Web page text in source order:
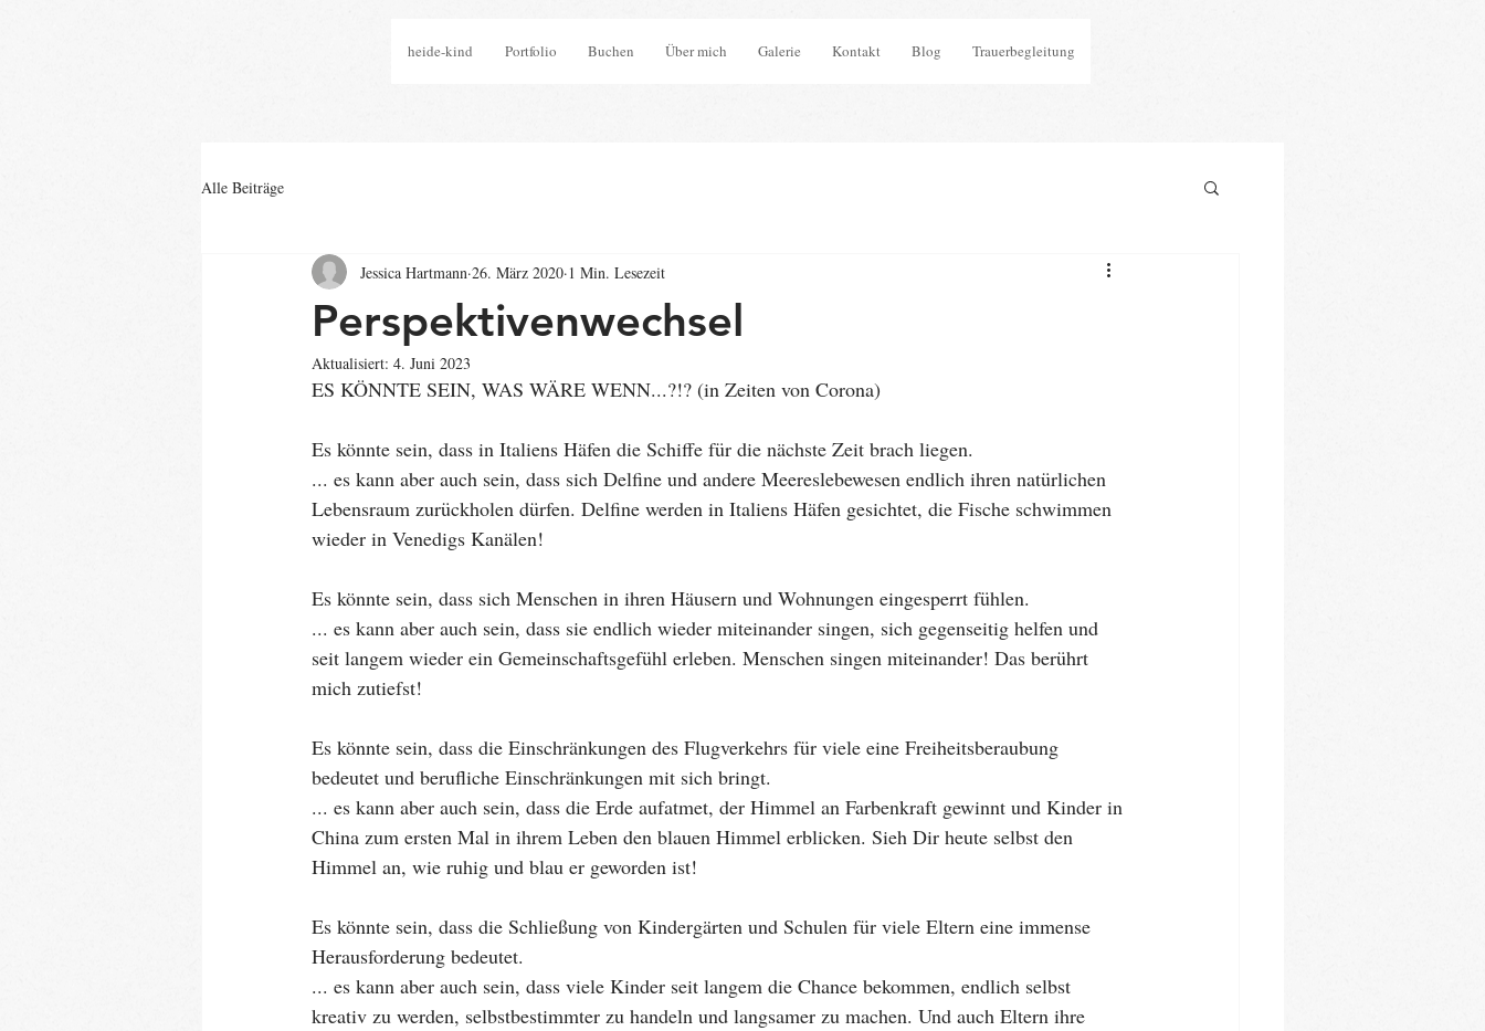
heide-kind Portfolio Buchen Über mich Galerie Kontakt Blog Trauerbegleitung
Alle Beiträge
Perspektivenwechsel
Jessica Hartmann 26. März 2020 1 Min. Lesezeit
Aktualisiert: 4. Juni 2023
ES KÖNNTE SEIN, WAS WÄRE WENN...?!? (in Zeiten von Corona)
Es könnte sein, dass in Italiens Häfen die Schiffe für die nächste Zeit brach liegen.
... es kann aber auch sein, dass sich Delfine und andere Meereslebewesen endlich ihren natürlichen
Lebensraum zurückholen dürfen. Delfine werden in Italiens Häfen gesichtet, die Fische schwimmen
wieder in Venedigs Kanälen!
Es könnte sein, dass sich Menschen in ihren Häusern und Wohnungen eingesperrt fühlen.
... es kann aber auch sein, dass sie endlich wieder miteinander singen, sich gegenseitig helfen und
seit langem wieder ein Gemeinschaftsgefühl erleben. Menschen singen miteinander! Das berührt
mich zutiefst!
Es könnte sein, dass die Einschränkungen des Flugverkehrs für viele eine Freiheitsberaubung
bedeutet und berufliche Einschränkungen mit sich bringt.
... es kann aber auch sein, dass die Erde aufatmet, der Himmel an Farbenkraft gewinnt und Kinder in
China zum ersten Mal in ihrem Leben den blauen Himmel erblicken. Sieh Dir heute selbst den
Himmel an, wie ruhig und blau er geworden ist!
Es könnte sein, dass die Schließung von Kindergärten und Schulen für viele Eltern eine immense
Herausforderung bedeutet.
... es kann aber auch sein, dass viele Kinder seit langem die Chance bekommen, endlich selbst
kreativ zu werden, selbstbestimmter zu handeln und langsamer zu machen. Und auch Eltern ihre